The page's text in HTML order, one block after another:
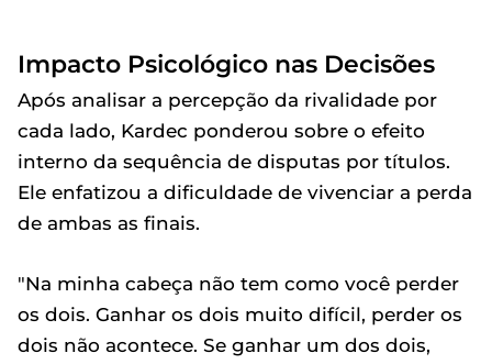
Impacto Psicológico nas Decisões
Após analisar a percepção da rivalidade por
cada lado, Kardec ponderou sobre o efeito
interno da sequência de disputas por títulos.
Ele enfatizou a dificuldade de vivenciar a perda
de ambas as finais.
"Na minha cabeça não tem como você perder
os dois. Ganhar os dois muito difícil, perder os
dois não acontece. Se ganhar um dos dois,